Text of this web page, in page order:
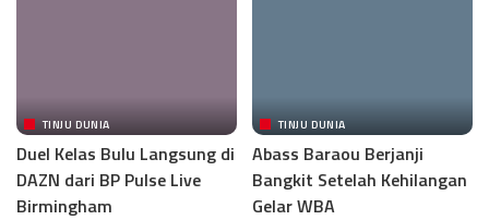
TINJU DUNIA
Duel Kelas Bulu Langsung di
DAZN dari BP Pulse Live
Birmingham
TINJU DUNIA
Abass Baraou Berjanji
Bangkit Setelah Kehilangan
Gelar WBA